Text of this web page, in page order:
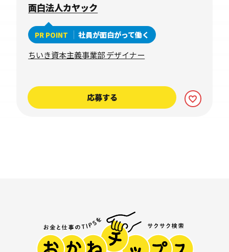
面白法人カヤック
PR POINT 社員が面白がって働く
ちいき資本主義事業部 デザイナー
応募する